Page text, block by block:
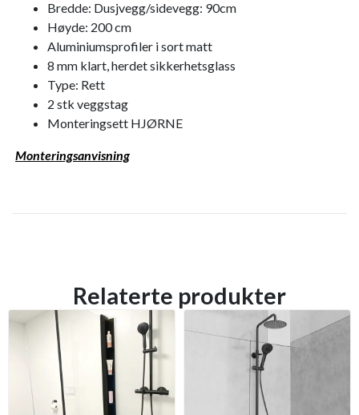
Bredde: Dusjvegg/sidevegg: 90cm
Høyde: 200 cm
Aluminiumsprofiler i sort matt
8 mm klart, herdet sikkerhetsglass
Type: Rett
2 stk veggstag
Monteringsett HJØRNE
Monteringsanvisning
Relaterte produkter